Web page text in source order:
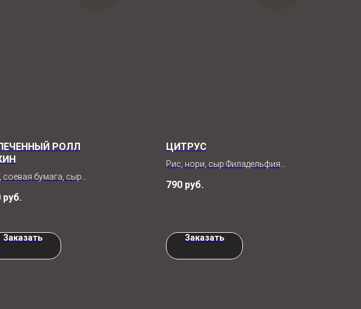
РОЛЛ
соевая бумага, сыр
шапочка лава,
руб.
Заказать
ЦИТРУС
Рис, нори, сыр Филадельфия,
соус унаги, лайм
790 руб.
Заказать